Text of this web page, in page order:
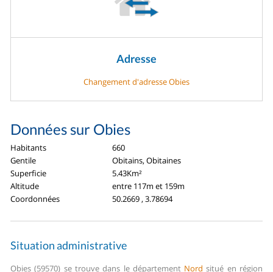
Adresse
Changement d'adresse Obies
Données sur Obies
Habitants
660
Gentile
Obitains, Obitaines
Superficie
5.43Km²
Altitude
entre 117m et 159m
Coordonnées
50.2669 , 3.78694
Situation administrative
Obies (59570) se trouve dans le département Nord situé en région